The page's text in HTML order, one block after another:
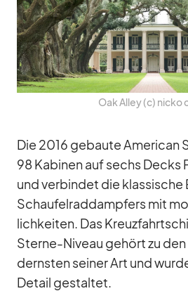
Oak Al­ley (c) nicko
Die 2016 ge­baute Ame­ri­can
98 Ka­bi­nen auf sechs Decks
und ver­bin­det die klas­si­sche
Schau­fel­rad­damp­fers mit
lich­kei­ten. Das
Sterne-Ni­veau ge­hört zu
derns­ten sei­ner Art und
De­tail ge­stal­tet.